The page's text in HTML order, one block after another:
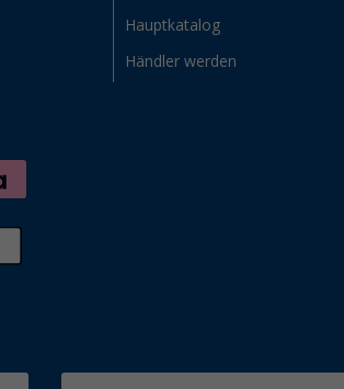
Hauptkatalog
Händler werden